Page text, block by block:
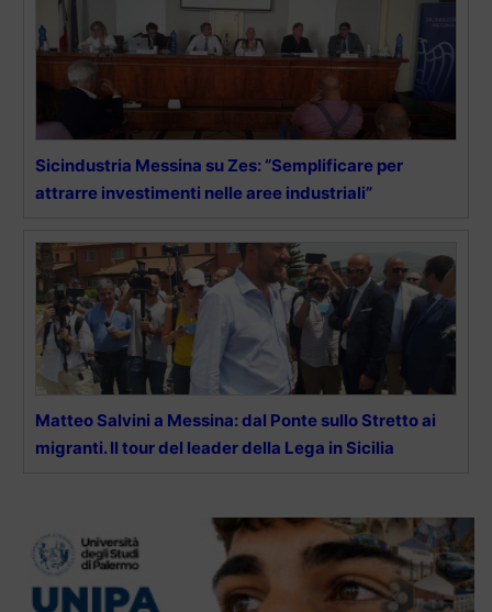
Sicindustria Messina su Zes: “Semplificare per
attrarre investimenti nelle aree industriali”
Matteo Salvini a Messina: dal Ponte sullo Stretto ai
migranti. Il tour del leader della Lega in Sicilia